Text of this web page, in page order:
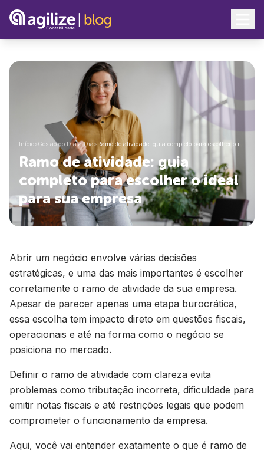
Início>Gestão do Dia a Dia>Ramo de atividade: guia completo para escolher o i…
Ramo de atividade: guia
completo para escolher o ideal
para sua empresa
Abrir um negócio envolve várias decisões
estratégicas, e uma das mais importantes é escolher
corretamente o ramo de atividade da sua empresa.
Apesar de parecer apenas uma etapa burocrática,
essa escolha tem impacto direto em questões fiscais,
operacionais e até na forma como o negócio se
posiciona no mercado.
Definir o ramo de atividade com clareza evita
problemas como tributação incorreta, dificuldade para
emitir notas fiscais e até restrições legais que podem
comprometer o funcionamento da empresa.
Aqui, você vai entender exatamente o que é ramo de